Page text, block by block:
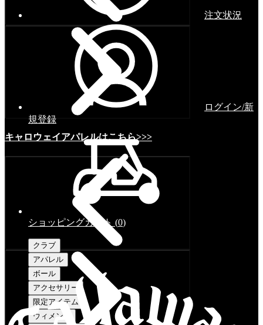
キャロウェイアパレルはこちら>>>
注文状況
ログイン/新
規登録
ショッピングカート (0)
クラブ
アパレル
ボール
アクセサリー
限定アイテム
ウィメンズ